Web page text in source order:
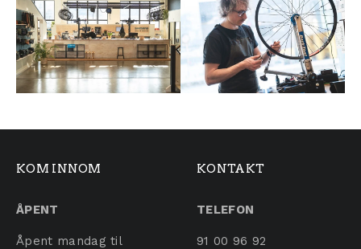
KOM INNOM
ÅPENT
Åpent mandag til
KONTAKT
TELEFON
91 00 96 92